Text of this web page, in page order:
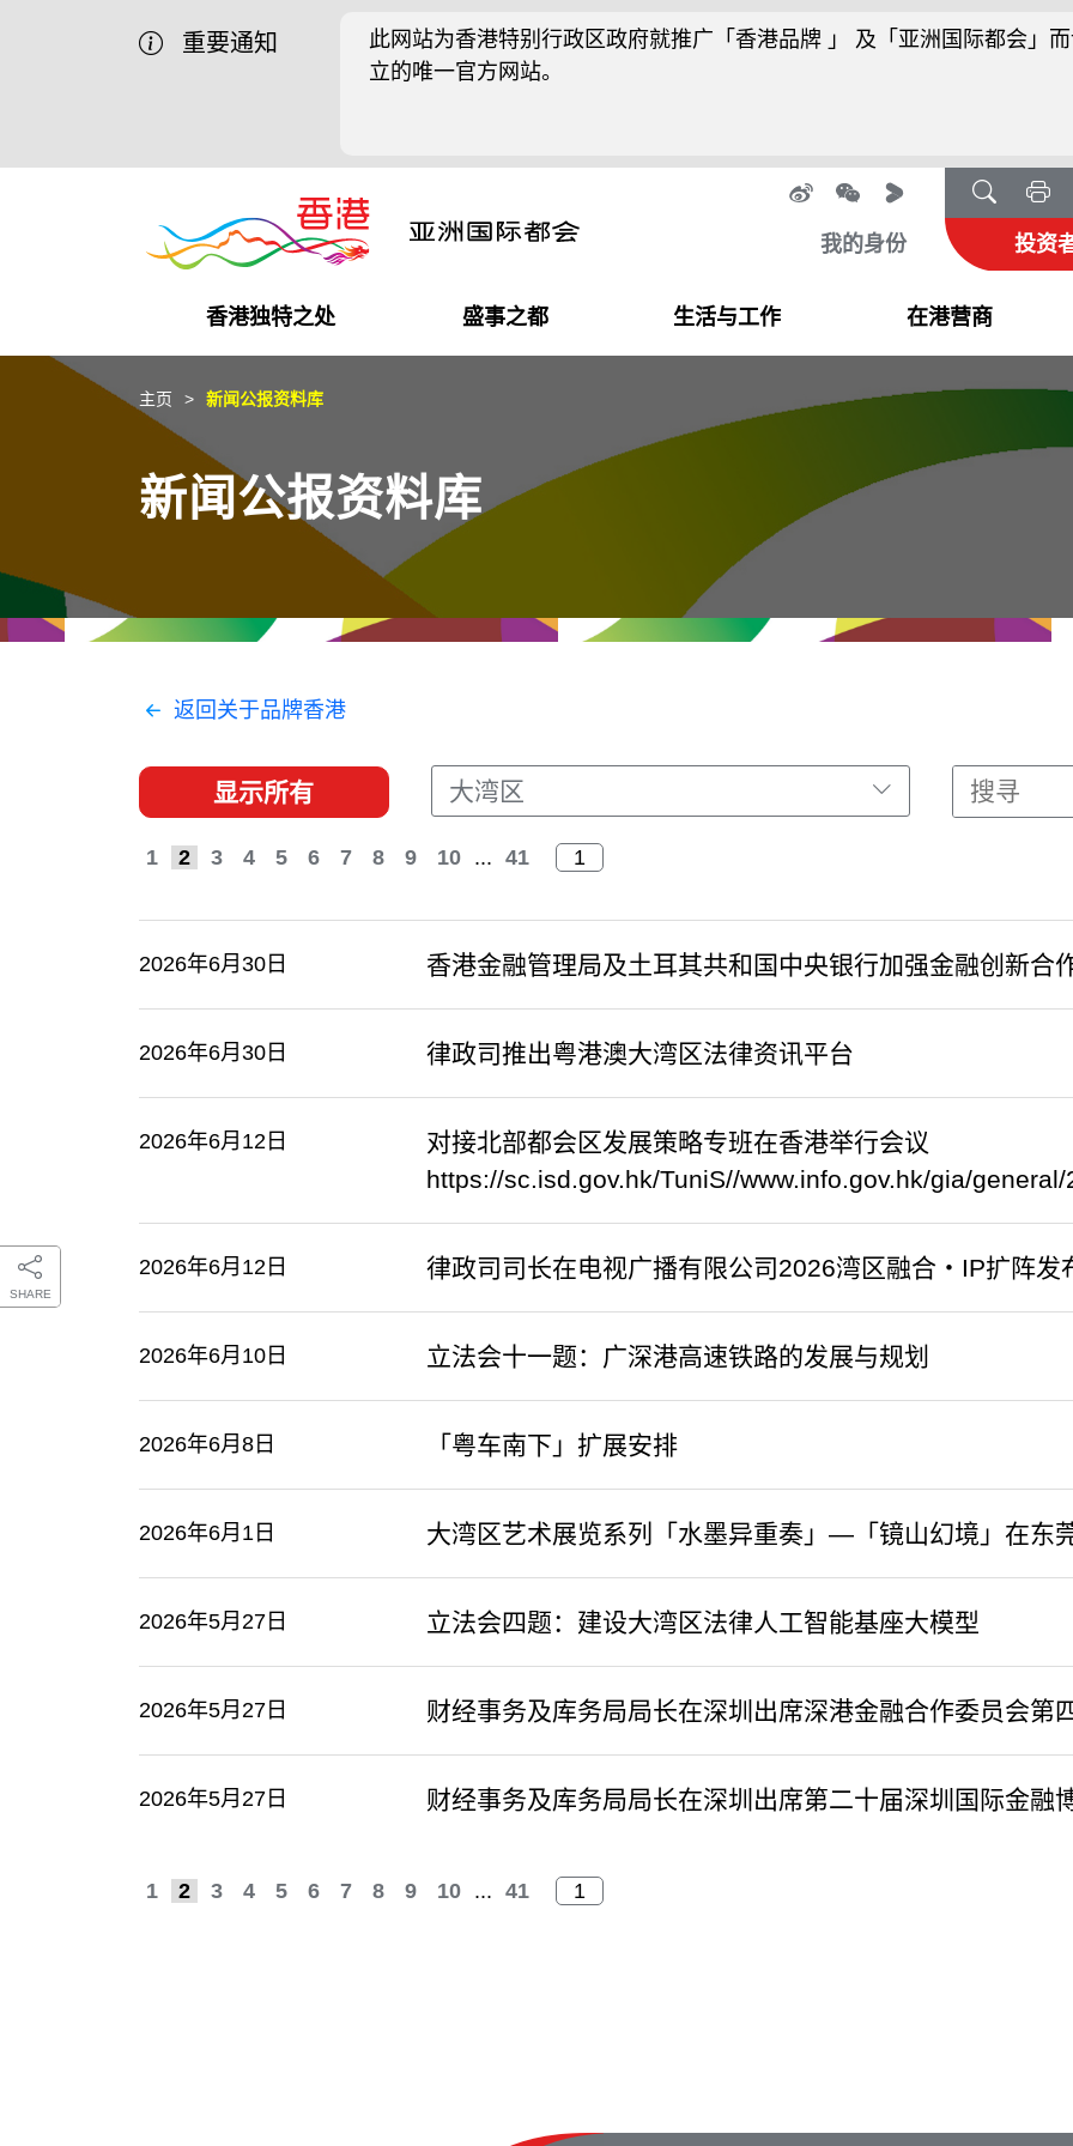
重要通知
此网站为香港特别行政区政府就推广「香港品牌 」 及「亚洲国际都会」
立的唯一官方网站。
我的身份 投资
香港独特之处
商业机遇
独特优势
盛事之都
盛事之都
最新活动精选
生活与工作
在港工作
都会生活
在港营商
在港创业
初创企业
推广香港@中国内地
推广香港@中东
推广香港@粤港澳大湾区
最新资讯
媒体资讯
SHARE
主页 新闻公报资料库
新闻公报资料库
返回关于品牌香港
显示所有 大湾区
1 2 3 4 5 6 7 8 9 10 ... 41
2026年6月30日 香港金融管理局及土耳其共和国中央银行加强金融创新合
2026年6月30日 律政司推出粤港澳大湾区法律资讯平台
2026年6月12日
​对接北部都会区发展策略专班在香港举行会议
https://sc.isd.gov.hk/TuniS//www.info.gov.hk/gia/
2026年6月12日 律政司司长在电视广播有限公司2026湾区融合‧IP扩阵发
2026年6月10日 立法会十一题：广深港高速铁路的发展与规划
2026年6月8日 「粤车南下」扩展安排
2026年6月1日 大湾区艺术展览系列「水墨异重奏」—「镜山幻境」在东
2026年5月27日 立法会四题：建设大湾区法律人工智能基座大模型
2026年5月27日 财经事务及库务局局长在深圳出席深港金融合作委员会第
2026年5月27日 财经事务及库务局局长在深圳出席第二十届深圳国际金融
1 2 3 4 5 6 7 8 9 10 ... 41